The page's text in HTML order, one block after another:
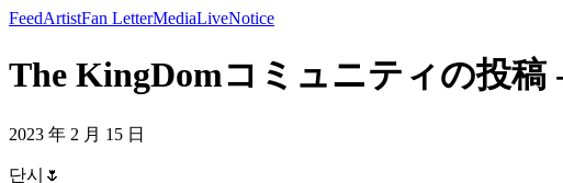
FeedArtistFan LetterMediaLiveNotice
The KingDomコミュニティの投稿
2023 年 2 月 15 日
단시🌷